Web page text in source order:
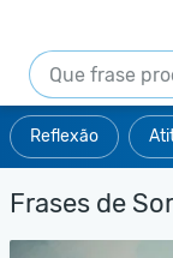
Reflexão
Frases de